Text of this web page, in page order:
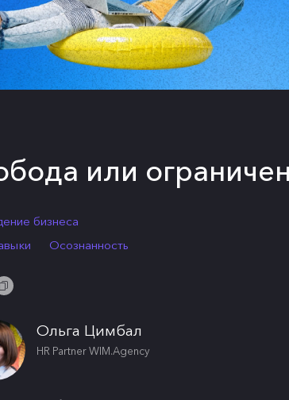
или
бизнеса
Осознанность
Ольга Цимбал
HR Partner WIM.Agency